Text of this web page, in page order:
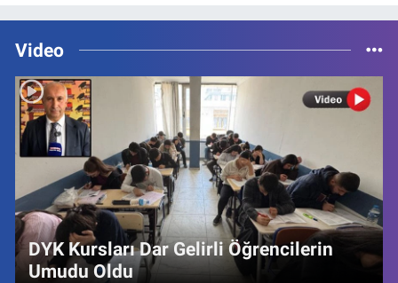
Video
DYK Kursları Dar Gelirli Öğrencilerin
Umudu Oldu